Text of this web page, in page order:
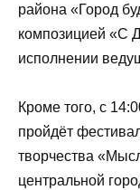
района «Город
композицией «С
исполнении
Кроме того, с
пройдёт
творчества
центральной